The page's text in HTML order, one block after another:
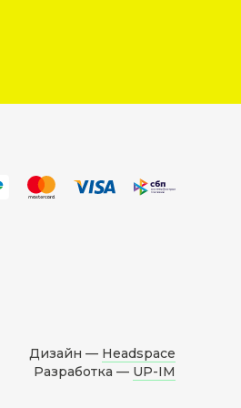
Дизайн — Headspace
Разработка — UP-IM